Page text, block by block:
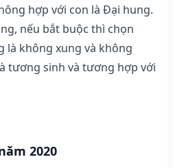
hợp với con là Đại hung.
nếu bắt buộc thì chọn
là không xung và không
tương sinh và tương hợp với
2020